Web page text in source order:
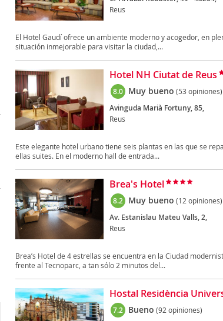
Reus
El Hotel Gaudí ofrece un ambiente moderno y acogedor, en
situación inmejorable para visitar la ciudad,...
Hotel NH Ciutat de Reus
8.0 Muy bueno (53 opiniones)
Avinguda Marià Fortuny, 85,
Reus
Este elegante hotel urbano tiene seis plantas en las que se
ellas suites. En el moderno hall de entrada...
Brea's Hotel
8.2 Muy bueno (12 opiniones)
Av. Estanislau Mateu Valls, 2,
Reus
Brea’s Hotel de 4 estrellas se encuentra en la Ciudad
frente al Tecnoparc, a tan sólo 2 minutos del...
Hostal Residència
7.2 Bueno (92 opiniones)